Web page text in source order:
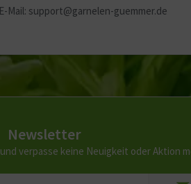
Mail: support@garnelen-guemmer.de
Newsletter
verpasse keine Neuigkeit oder Aktion